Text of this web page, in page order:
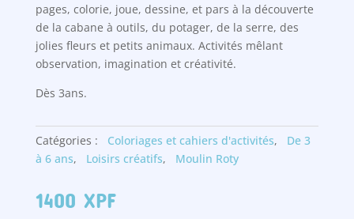
pages, colorie, joue, dessine, et pars à la découverte
de la cabane à outils, du potager, de la serre, des
jolies fleurs et petits animaux. Activités mêlant
observation, imagination et créativité.
Dès 3ans.
Catégories : Coloriages et cahiers d'activités,
De 3
à 6 ans, Loisirs créatifs, Moulin Roty
1400 XPF